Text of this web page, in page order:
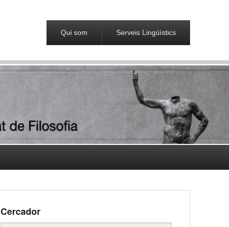
Qui som Serveis Lingüístics
Cercador